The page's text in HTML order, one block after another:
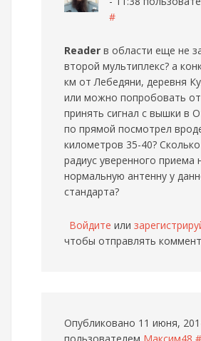
#
Reader в области еще не
второй мультиплекс? а
км от Лебедяни, деревня
или можно попробовать
принять сигнал с вышки в
по прямой посмотрел
километров 35-40?
радиус уверенного приема
нормальную антенну у
стандарта?
Войдите или
чтобы отправлять
Опубликовано 11 июня,